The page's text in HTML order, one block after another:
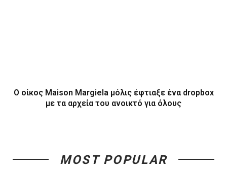
Ο οίκος Maison Margiela μόλις έφτιαξε ένα dropbox
με τα αρχεία του ανοικτό για όλους
MOST POPULAR